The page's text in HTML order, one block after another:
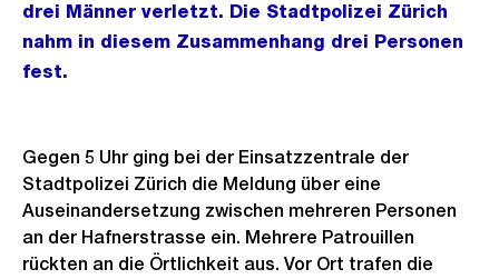
drei Männer verletzt. Die Stadtpolizei Zürich
nahm in diesem Zusammenhang drei Personen
fest.
Gegen 5 Uhr ging bei der Einsatzzentrale der
Stadtpolizei Zürich die Meldung über eine
Auseinandersetzung zwischen mehreren Personen
an der Hafnerstrasse ein. Mehrere Patrouillen
rückten an die Örtlichkeit aus. Vor Ort trafen die